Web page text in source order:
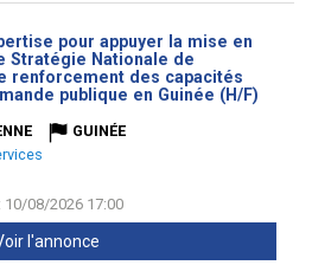
pour appuyer la mise en
Stratégie Nationale de
renforcement des capacités
publique en Guinée (H/F)
GUINÉE
10/08/2026 17:00
l'annonce